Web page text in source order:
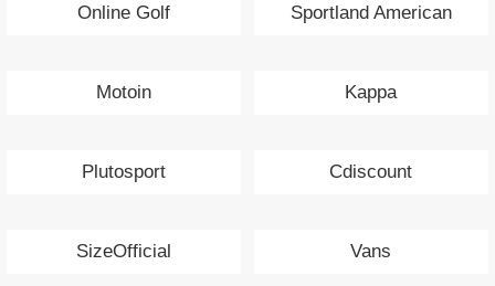
Online Golf Sportland American
Motoin Kappa
Plutosport Cdiscount
SizeOfficial Vans